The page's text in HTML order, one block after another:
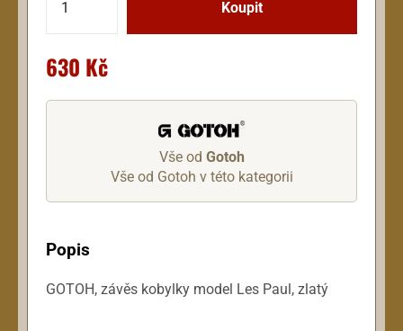
630 Kč
Vše od Gotoh
Vše od Gotoh v této kategorii
Popis
GOTOH, závěs kobylky model Les Paul, zlatý